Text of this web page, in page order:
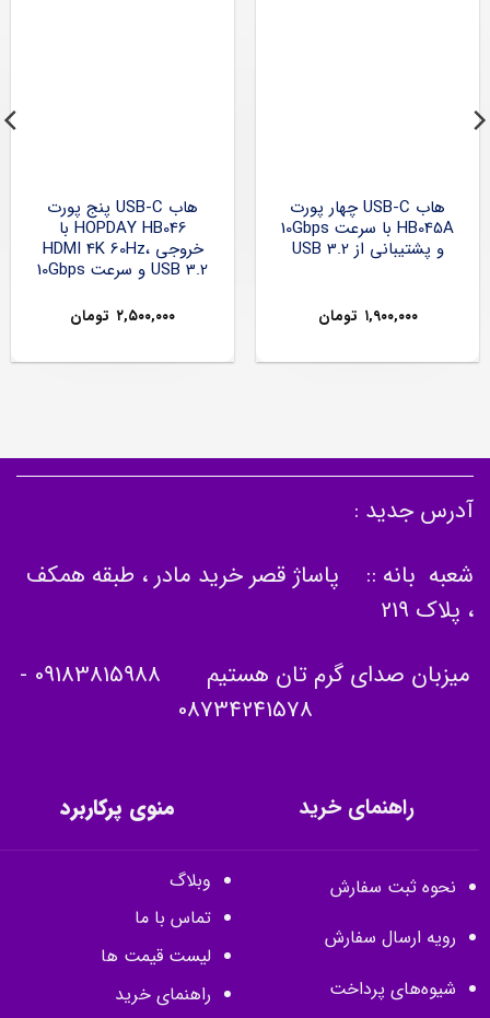
هاب USB-C چهار پورت
HB045A با سرعت 10Gbps
و پشتیبانی از USB 3.2
۱,۹۰۰,۰۰۰ تومان
هاب USB-C پنج پورت
HOPDAY HB046 با
خروجی HDMI 4K 60Hz،
USB 3.2 و سرعت 10Gbps
۲,۵۰۰,۰۰۰ تومان
آدرس جدید :
شعبه بانه :: پاساژ قصر خرید مادر ، طبقه همکف
، پلاک 219
میزبان صدای گرم تان هستیم 09183815988
-
08734241578
راهنمای خرید
نحوه ثبت سفارش
رویه ارسال سفارش
شیوه‌های پرداخت
منوی پرکاربرد
وبلاگ
تماس با ما
لیست قیمت ها
راهنمای خرید